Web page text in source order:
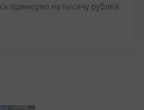
примерно на тысячу рублей